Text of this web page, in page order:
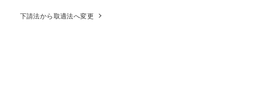
下請法から取適法へ変更